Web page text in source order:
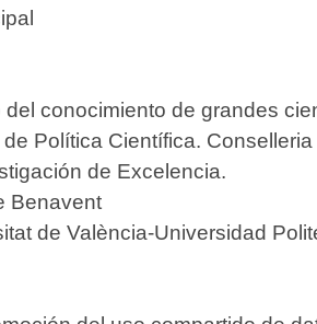
conocimiento de grandes
Política Científica.
de Excelencia.
Benavent
de València-Universidad